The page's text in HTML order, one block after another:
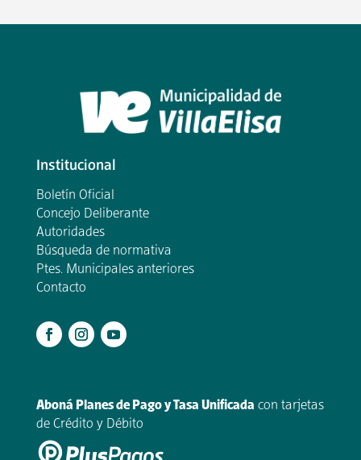
Institucional
Boletín Oficial
Concejo Deliberante
Autoridades
Búsqueda de normativa
Ptes. Municipales anteriores
Contacto
Aboná Planes de Pago y Tasa Unificada con tarjetas
de Crédito y Débito